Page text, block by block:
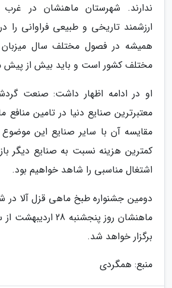
ندارند. شهرستان ماهنشان در غرب
ارزشمند تاریخی و طبیعی فراوانی را
همیشه در فصول مختلف سال میزبان
مختلف کشور است و باید بیش از پیش
او در ادامه اظهار داشت: صنعت
معتبرترین صنایع دنیا در تامین
مقایسه آن با سایر صنایع این
کمترین هزینه نسبت به صنایع دیگر
اشتغال مناسبی را شاهد خواهیم بود.
دومین جشنواره طبخ ماهی قزل آلا در
برگزار خواهد شد.
منبع: همگردی